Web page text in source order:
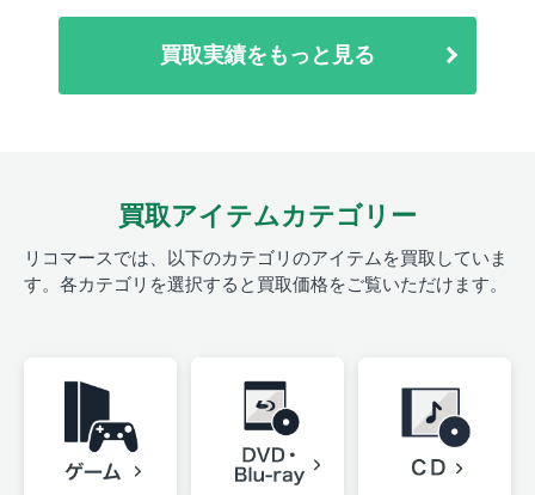
買取実績をもっと見る
買取アイテムカテゴリー
リコマースでは、以下のカテゴリのアイテムを買取していま
す。 各カテゴリを選択すると買取価格をご覧いただけます。